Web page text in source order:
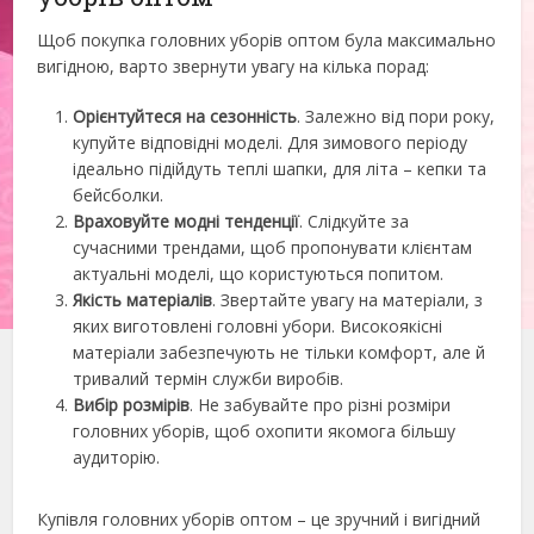
Щоб покупка головних уборів оптом була максимально
вигідною, варто звернути увагу на кілька порад:
Орієнтуйтеся на сезонність. Залежно від пори року,
купуйте відповідні моделі. Для зимового періоду
ідеально підійдуть теплі шапки, для літа – кепки та
бейсболки.
Враховуйте модні тенденції. Слідкуйте за
сучасними трендами, щоб пропонувати клієнтам
актуальні моделі, що користуються попитом.
Якість матеріалів. Звертайте увагу на матеріали, з
яких виготовлені головні убори. Високоякісні
матеріали забезпечують не тільки комфорт, але й
тривалий термін служби виробів.
Вибір розмірів. Не забувайте про різні розміри
головних уборів, щоб охопити якомога більшу
аудиторію.
Купівля головних уборів оптом – це зручний і вигідний